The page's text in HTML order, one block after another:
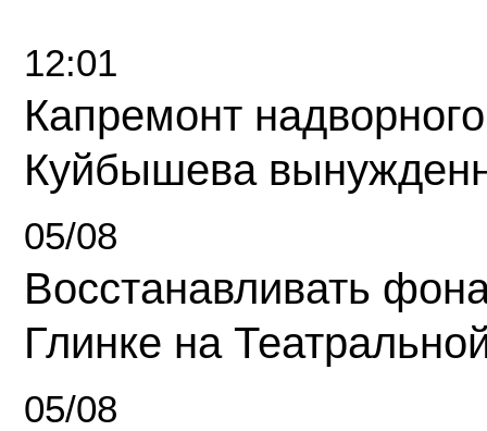
12:01
Капремонт
Куйбышева
05/08
Восстанавливать
Глинке на
05/08